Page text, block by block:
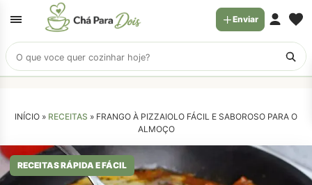
Buscar
receitas
Enviar
INÍCIO » RECEITAS » FRANGO À PIZZAIOLO FÁCIL E SABOROSO PARA O
ALMOÇO
RECEITAS RÁPIDA E FÁCIL